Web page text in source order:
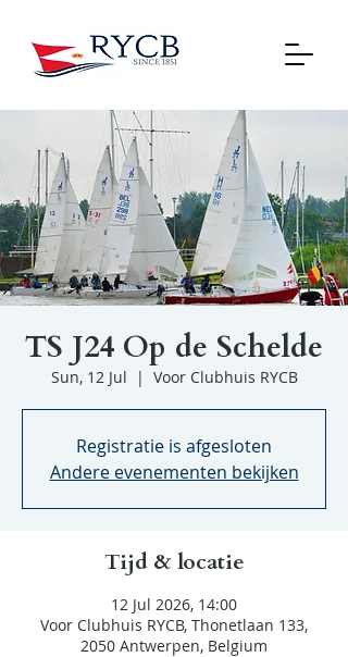
TS J24 Op de Schelde
Sun, 12 Jul
  |
Voor Clubhuis RYCB
Registratie is afgesloten
Andere evenementen bekijken
Tijd & locatie
12 Jul 2026, 14:00
Voor Clubhuis RYCB, Thonetlaan 133,
2050 Antwerpen, Belgium